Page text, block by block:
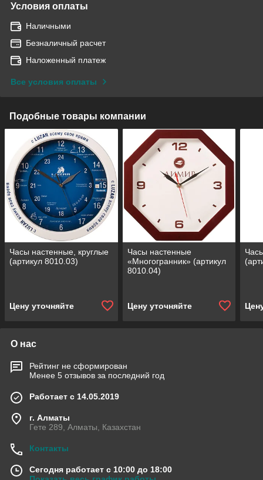
Условия оплаты
Наличными
Безналичный расчет
Наложенный платеж
Все условия оплаты
Подобные товары компании
Часы настенные, круглые
(артикул 8010.03)
Цену уточняйте
Часы настенные
«Многогранник» (артикул
8010.04)
Цену уточняйте
О нас
Рейтинг не сформирован
Менее 5 отзывов за последний год
Работает с 14.05.2019
г. Алматы
Гете 289, Алматы, Казахстан
Контакты
Сегодня работает с 10:00 до 18:00